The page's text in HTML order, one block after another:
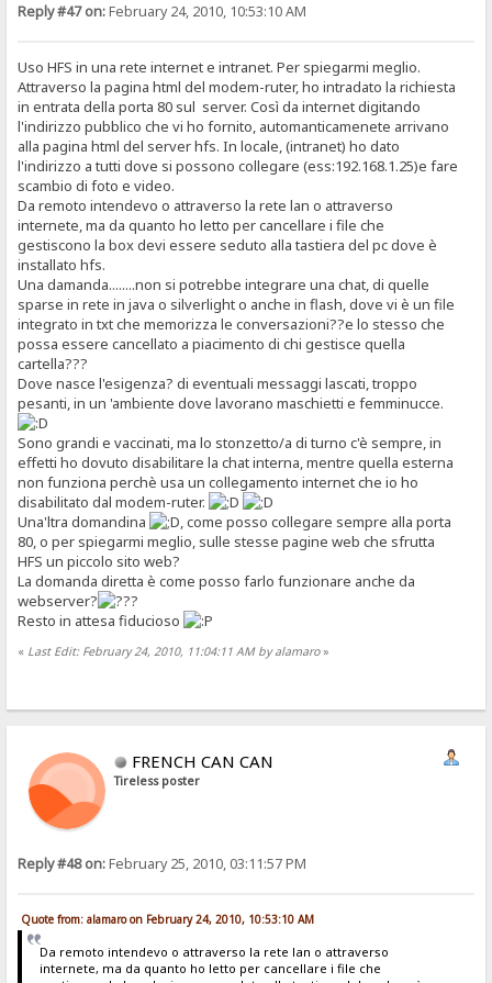
Reply #47 on:February 24, 2010, 10:53:10 AM
Uso HFS in una rete internet e intranet. Per spiegarmi meglio.
Attraverso la pagina html del modem-ruter, ho intradato la richiesta
in entrata della porta 80 sul server. Così da internet digitando
l'indirizzo pubblico che vi ho fornito, automanticamenete arrivano
alla pagina html del server hfs. In locale, (intranet) ho dato
l'indirizzo a tutti dove si possono collegare (ess:192.168.1.25)e fare
scambio di foto e video.
Da remoto intendevo o attraverso la rete lan o attraverso
internete, ma da quanto ho letto per cancellare i file che
gestiscono la box devi essere seduto alla tastiera del pc dove è
installato hfs.
Una damanda........non si potrebbe integrare una chat, di quelle
sparse in rete in java o silverlight o anche in flash, dove vi è un file
integrato in txt che memorizza le conversazioni??e lo stesso che
possa essere cancellato a piacimento di chi gestisce quella
cartella???
Dove nasce l'esigenza? di eventuali messaggi lascati, troppo
pesanti, in un 'ambiente dove lavorano maschietti e femminucce.
Sono grandi e vaccinati, ma lo stonzetto/a di turno c'è sempre, in
effetti ho dovuto disabilitare la chat interna, mentre quella esterna
non funziona perchè usa un collegamento internet che io ho
disabilitato dal modem-ruter.
Una'ltra domandina
, come posso collegare sempre alla porta
80, o per spiegarmi meglio, sulle stesse pagine web che sfrutta
HFS un piccolo sito web?
La domanda diretta è come posso farlo funzionare anche da
webserver?
Resto in attesa fiducioso
« Last Edit: February 24, 2010, 11:04:11 AM by alamaro»
FRENCH CAN CAN
Tireless poster
Reply #48 on:February 25, 2010, 03:11:57 PM
Quote from: alamaro on February 24, 2010, 10:53:10 AM
Da remoto intendevo o attraverso la rete lan o attraverso
internete, ma da quanto ho letto per cancellare i file che